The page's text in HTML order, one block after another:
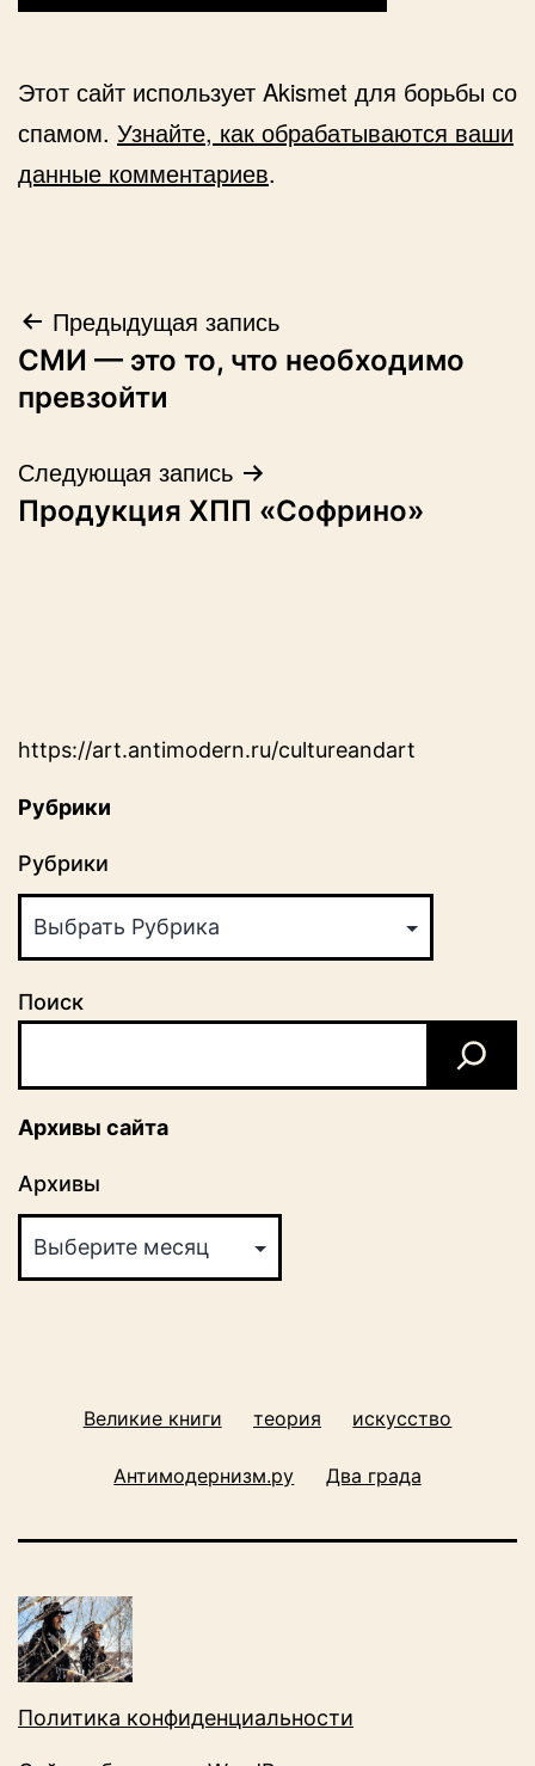
Этот сайт использует Akismet для борьбы со
спамом. Узнайте, как обрабатываются ваши
данные комментариев.
Навигация
по
Предыдущая запись
СМИ — это то, что необходимо
превзойти
Следующая запись
Продукция ХПП «Софрино»
https://art.antimodern.ru/cultureandart
Рубрики
Рубрики
Поиск
Архивы сайта
Архивы
Великие книги теория искусство
Антимодернизм.ру Два града
Политика конфиденциальности